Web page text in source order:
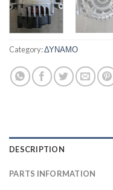
Category:ΔΥΝΑΜΟ
DESCRIPTION
PARTS INFORMATION